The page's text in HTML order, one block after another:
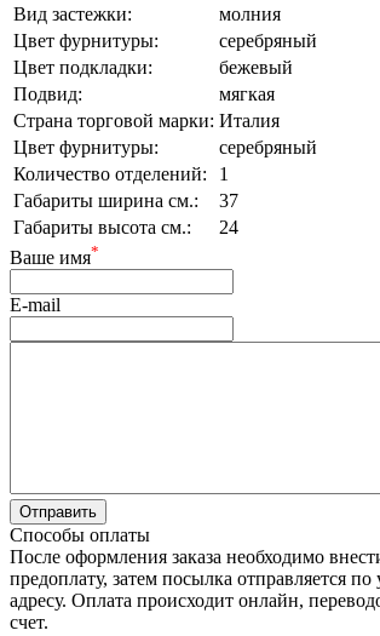
Вид застежки:
молния
Цвет фурнитуры:
серебряный
Цвет подкладки:
бежевый
Подвид:
мягкая
Страна торговой марки: Италия
Цвет фурнитуры:
серебряный
Количество отделений:
1
Габариты ширина см.:
37
Габариты высота см.:
24
Ваше имя*
E-mail
Способы оплаты
После оформления заказа необходимо
предоплату, затем посылка отправляется по
адресу. Оплата происходит онлайн,
счет.